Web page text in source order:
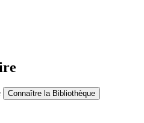
Connaître la Bibliothèque